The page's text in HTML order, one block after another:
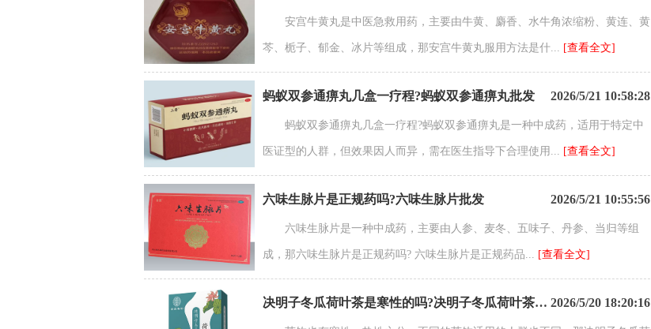
安宫牛黄丸是中医急救用药，主要由牛黄、麝香、水牛角浓缩粉、黄连、黄
芩、栀子、郁金、冰片等组成，那安宫牛黄丸服用方法是什... [查看全文]
2026/5/21 10:58:28
蚂蚁双参通痹丸几盒一疗程?蚂蚁双参通痹丸批发
蚂蚁双参通痹丸几盒一疗程?蚂蚁双参通痹丸是一种中成药，适用于特定中
医证型的人群，但效果因人而异，需在医生指导下合理使用... [查看全文]
2026/5/21 10:55:56
六味生脉片是正规药吗?六味生脉片批发
六味生脉片是一种中成药，主要由人参、麦冬、五味子、丹参、当归等组
成，那六味生脉片是正规药吗? 六味生脉片是正规药品... [查看全文]
2026/5/20 18:20:16
决明子冬瓜荷叶茶是寒性的吗?决明子冬瓜荷叶茶招商